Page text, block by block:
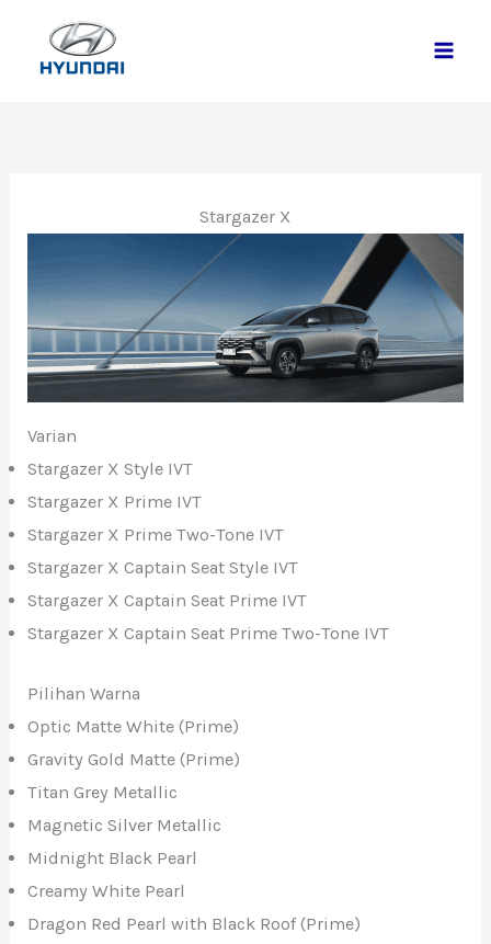
konten
Stargazer X
Varian
Stargazer X Style IVT
Stargazer X Prime IVT
Stargazer X Prime Two-Tone IVT
Stargazer X Captain Seat Style IVT
Stargazer X Captain Seat Prime IVT
Stargazer X Captain Seat Prime Two-Tone IVT
Pilihan Warna
Optic Matte White (Prime)
Gravity Gold Matte (Prime)
Titan Grey Metallic
Magnetic Silver Metallic
Midnight Black Pearl
Creamy White Pearl
Dragon Red Pearl with Black Roof (Prime)